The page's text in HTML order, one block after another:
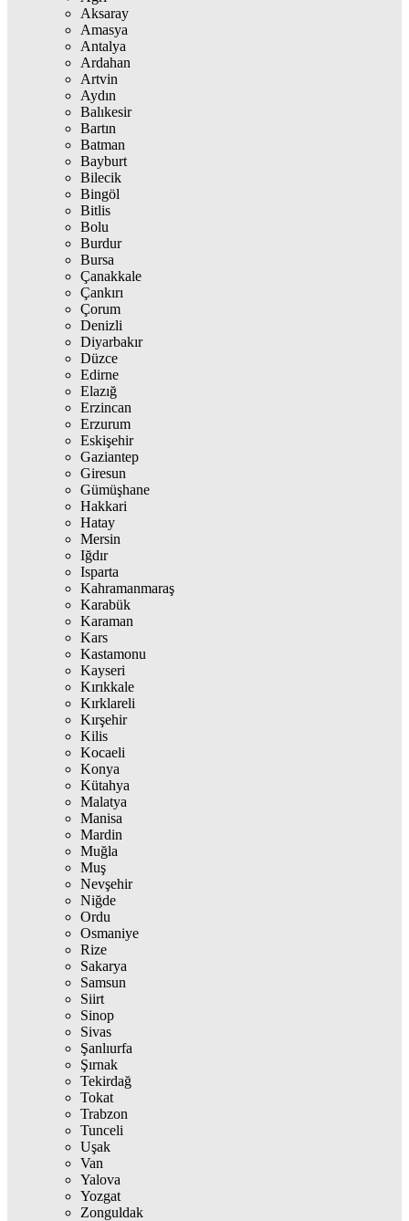
Aksaray
Amasya
Antalya
Ardahan
Artvin
Aydın
Balıkesir
Bartın
Batman
Bayburt
Bilecik
Bingöl
Bitlis
Bolu
Burdur
Bursa
Çanakkale
Çankırı
Çorum
Denizli
Diyarbakır
Düzce
Edirne
Elazığ
Erzincan
Erzurum
Eskişehir
Gaziantep
Giresun
Gümüşhane
Hakkari
Hatay
Mersin
Iğdır
Isparta
Kahramanmaraş
Karabük
Karaman
Kars
Kastamonu
Kayseri
Kırıkkale
Kırklareli
Kırşehir
Kilis
Kocaeli
Konya
Kütahya
Malatya
Manisa
Mardin
Muğla
Muş
Nevşehir
Niğde
Ordu
Osmaniye
Rize
Sakarya
Samsun
Siirt
Sinop
Sivas
Şanlıurfa
Şırnak
Tekirdağ
Tokat
Trabzon
Tunceli
Uşak
Van
Yalova
Yozgat
Zonguldak